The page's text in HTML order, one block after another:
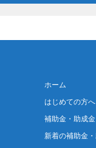
ホーム
はじめての方へ
補助金・助成
新着の補助金